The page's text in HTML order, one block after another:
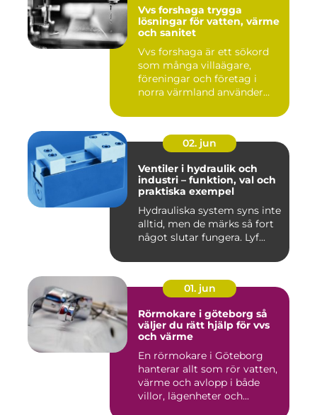
Vvs forshaga trygga
lösningar för vatten, värme
och sanitet
Vvs forshaga är ett sökord
som många villaägare,
föreningar och företag i
norra värmland använder
02. jun
Ventiler i hydraulik och
industri – funktion, val och
praktiska exempel
Hydrauliska system syns inte
alltid, men de märks så fort
något slutar fungera. Lyf...
01. jun
Rörmokare i göteborg så
väljer du rätt hjälp för vvs
och värme
En rörmokare i Göteborg
hanterar allt som rör vatten,
värme och avlopp i både
villor, lägenheter och...